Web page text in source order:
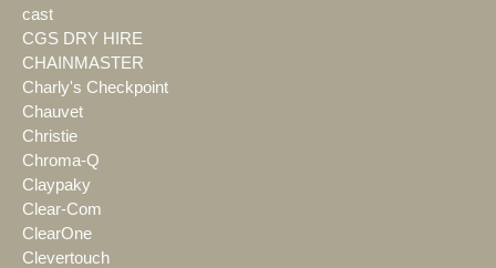
cast
CGS DRY HIRE
CHAINMASTER
Charly's Checkpoint
Chauvet
Christie
Chroma-Q
Claypaky
Clear-Com
ClearOne
Clevertouch